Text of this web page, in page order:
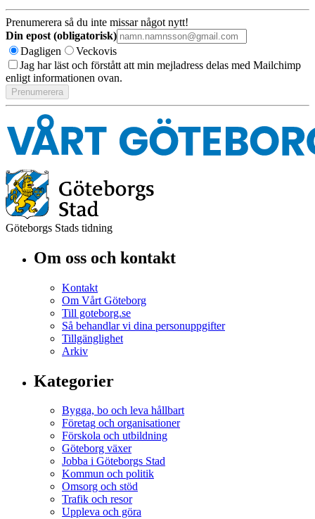
Prenumerera så du inte missar något nytt!
Din epost (obligatorisk)
Dagligen
Veckovis
Jag har läst och förstått att min mejladress delas med Mailchimp
enligt informationen ovan.
Göteborgs Stads tidning
Om oss och kontakt
Kontakt
Om Vårt Göteborg
Till goteborg.se
Så behandlar vi dina personuppgifter
Tillgänglighet
Arkiv
Kategorier
Bygga, bo och leva hållbart
Företag och organisationer
Förskola och utbildning
Göteborg växer
Jobba i Göteborgs Stad
Kommun och politik
Omsorg och stöd
Trafik och resor
Uppleva och göra